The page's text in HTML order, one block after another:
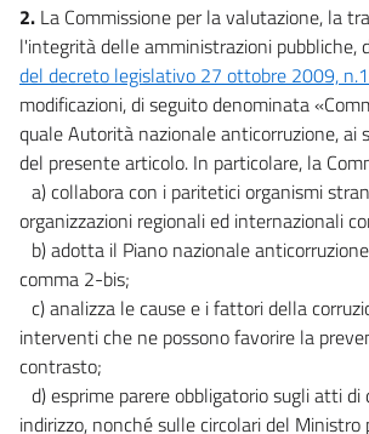
2. La Commissione per la valutazione, la
l'integrità delle amministrazioni pubbliche,
del decreto legislativo 27 ottobre 2009,
modificazioni, di seguito denominata
quale Autorità nazionale anticorruzione, ai
del presente articolo. In particolare, la
a) collabora con i paritetici organismi
organizzazioni regionali ed internazionali
b) adotta il Piano nazionale
comma 2-bis;
c) analizza le cause e i fattori della
interventi che ne possono favorire la
contrasto;
d) esprime parere obbligatorio sugli atti
indirizzo, nonché sulle circolari del Ministro